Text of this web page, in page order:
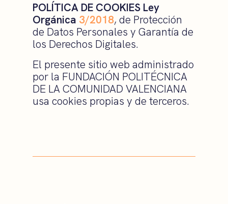
POLÍTICA DE COOKIES Ley
Orgánica 3/2018, de Protección
de Datos Personales y Garantía de
los Derechos Digitales.
El presente sitio web administrado
por la FUNDACIÓN POLITÉCNICA
DE LA COMUNIDAD VALENCIANA
usa cookies propias y de terceros.